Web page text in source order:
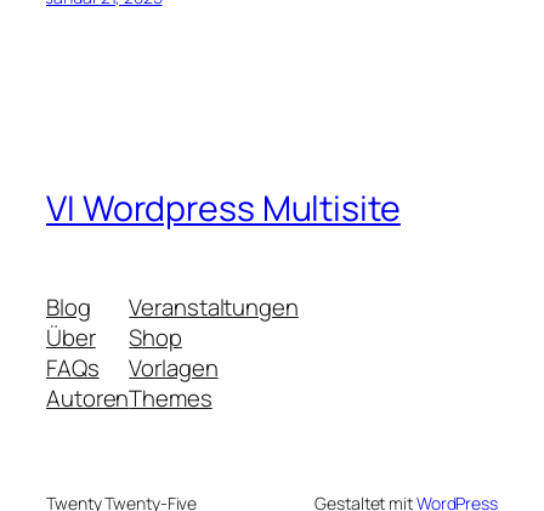
VI Wordpress Multisite
Blog
Über
FAQs
Autoren
Veranstaltungen
Shop
Vorlagen
Themes
Twenty Twenty-Five Gestaltet mitWordPress